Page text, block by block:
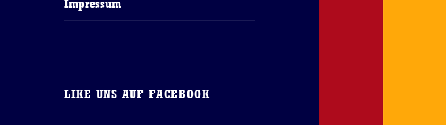
Impressum
LIKE UNS AUF FACEBOOK